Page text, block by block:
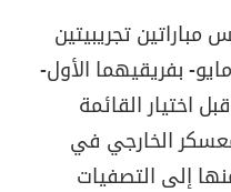
تجريبيتين
أمام ناديي وحدة صنعاء و 22 مايو- بفريقيهما الأول-
اختيار القائمة
الخارجي في
إلى التصفيات